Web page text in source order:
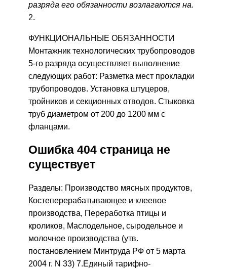
разряда его обязанности возлагаются на.
2.
ФУНКЦИОНАЛЬНЫЕ ОБЯЗАННОСТИ
Монтажник технологических трубопроводов
5-го разряда осуществляет выполнение
следующих работ: Разметка мест прокладки
трубопроводов. Установка штуцеров,
тройников и секционных отводов. Стыковка
труб диаметром от 200 до 1200 мм с
фланцами.
Ошибка 404 страница не
существует
Разделы: Производство мясных продуктов,
Костеперерабатывающее и клеевое
производства, Переработка птицы и
кроликов, Маслодельное, сыродельное и
молочное производства (утв.
постановлением Минтруда РФ от 5 марта
2004 г. N 33) 7.Единый тарифно-